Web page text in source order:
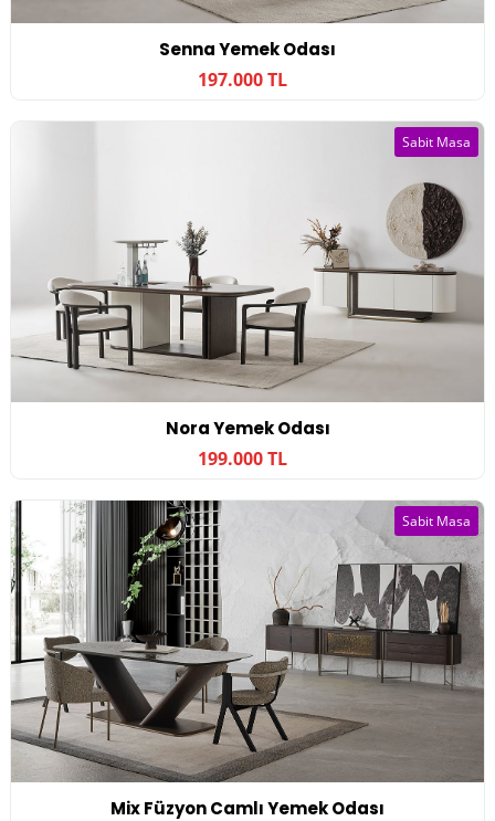
Senna Yemek Odası
197.000 TL
Nora Yemek Odası
199.000 TL
Sabit Masa
Mix Füzyon Camlı Yemek Odası
Sabit Masa